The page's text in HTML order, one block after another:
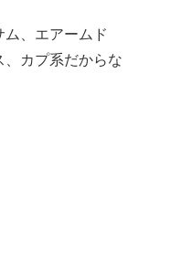
、エアームド
カプ系だからな